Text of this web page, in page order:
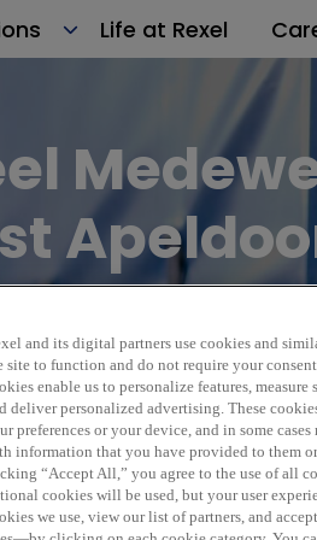
Life at Rexel
Wasco
and its digital partners use cookies and
site to function and do not require your
enable us to personalize features,
deliver personalized advertising. These
preferences or your device, and in some
information that you have provided to them
“Accept All,” you agree to the use of all
cookies will be used, but your user
we use, view our list of partners, and